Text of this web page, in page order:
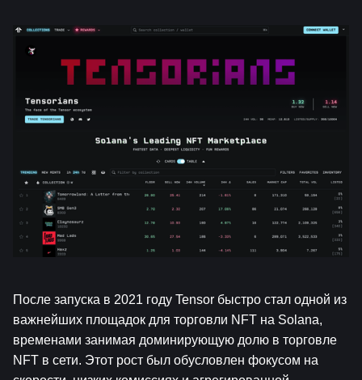
После запуска в 2021 году Tensor быстро стал одной из
важнейших площадок для торговли NFT на Solana,
временами занимая доминирующую долю в торговле
NFT в сети. Этот рост был обусловлен фокусом на